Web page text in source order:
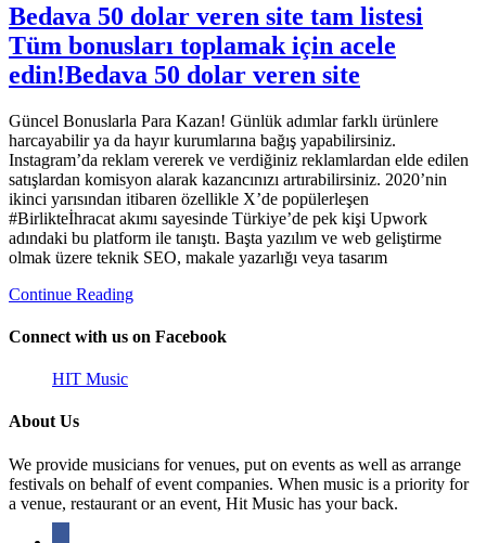
Bedava 50 dolar veren site tam listesi
Tüm bonusları toplamak için acele
edin!Bedava 50 dolar veren site
Güncel Bonuslarla Para Kazan! Günlük adımlar farklı ürünlere
harcayabilir ya da hayır kurumlarına bağış yapabilirsiniz.
Instagram’da reklam vererek ve verdiğiniz reklamlardan elde edilen
satışlardan komisyon alarak kazancınızı artırabilirsiniz. 2020’nin
ikinci yarısından itibaren özellikle X’de popülerleşen
#Birlikteİhracat akımı sayesinde Türkiye’de pek kişi Upwork
adındaki bu platform ile tanıştı. Başta yazılım ve web geliştirme
olmak üzere teknik SEO, makale yazarlığı veya tasarım
Continue Reading
Connect with us on Facebook
HIT Music
About Us
We provide musicians for venues, put on events as well as arrange
festivals on behalf of event companies. When music is a priority for
a venue, restaurant or an event, Hit Music has your back.